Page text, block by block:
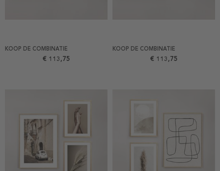
KOOP DE COMBINATIE
€ 113,75
KOOP DE COMBINATIE
€ 113,75